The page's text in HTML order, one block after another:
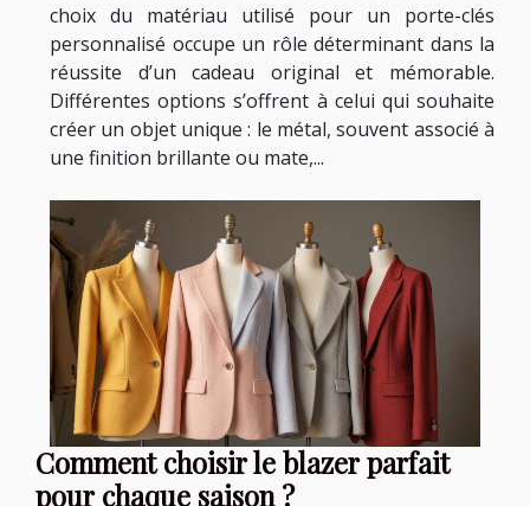
choix du matériau utilisé pour un porte-clés
personnalisé occupe un rôle déterminant dans la
réussite d’un cadeau original et mémorable.
Différentes options s’offrent à celui qui souhaite
créer un objet unique : le métal, souvent associé à
une finition brillante ou mate,...
Comment choisir le blazer parfait
pour chaque saison ?